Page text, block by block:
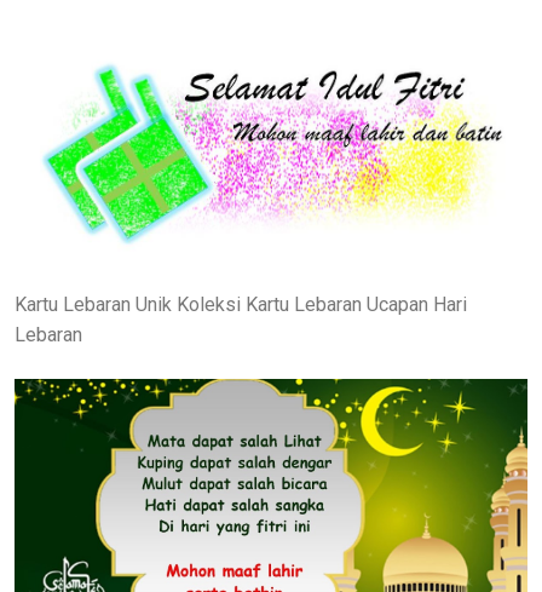
Kartu Lebaran Unik Koleksi Kartu Lebaran Ucapan Hari
Lebaran